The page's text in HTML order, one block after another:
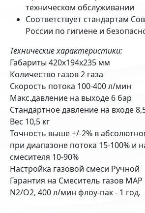
техническом обслуживании
Соответствует стандартам
России по гигиене и
Технические характеристики:
Габариты 420х194х235 мм
Количество газов 2 газа
Скорость потока 100-400 л/мин
Макс.давление на выходе 6 бар
Стандартное давление на входе
Вес 10,5 кг
Точность выше +/-2% в
при диапазоне потока 15-100% и
смесителя 10-90%
Настройка газовой смеси Ручной
Гарантия на Смеситель газов
N2/O2, 400 л/мин флоу-пак - 1 год.